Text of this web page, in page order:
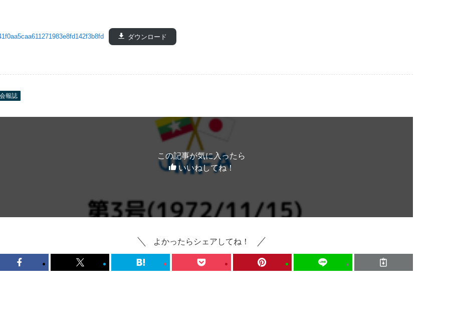
ダウンロード
会報誌
この記事が気に入ったら
いいねしてね！
よかったらシェアしてね！